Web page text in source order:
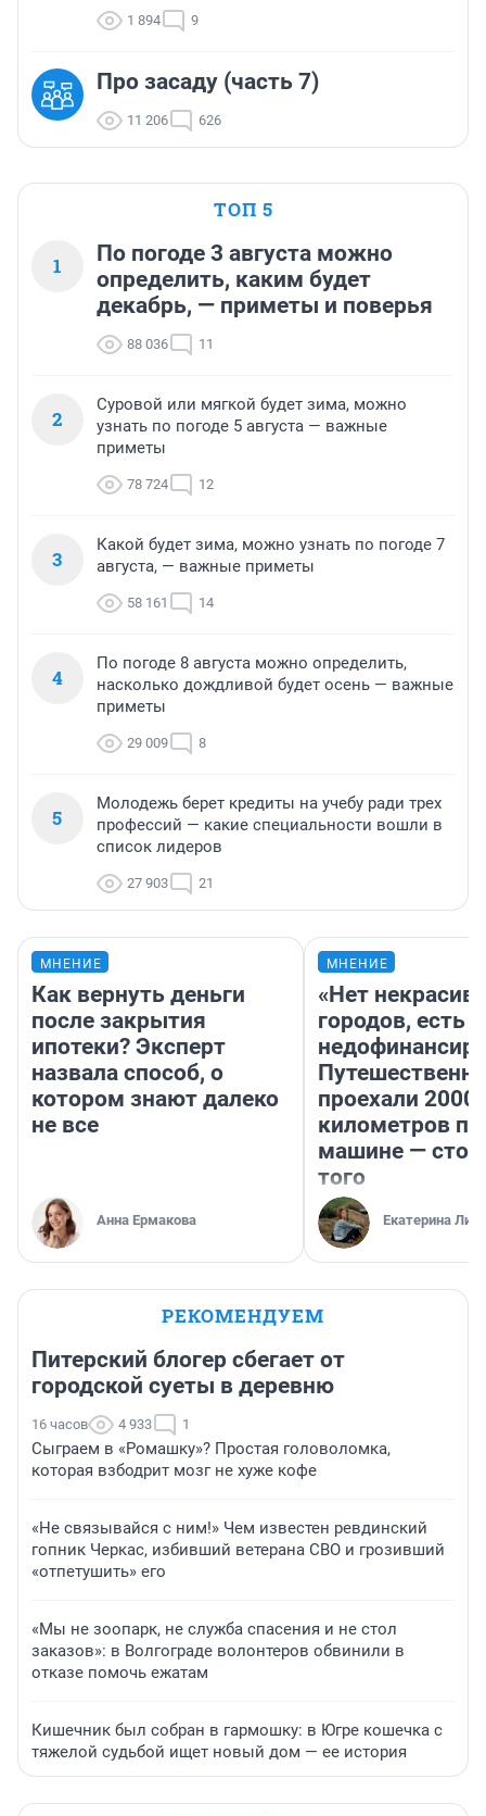
1 894 9
Про засаду (часть 7)
11 206 626
ТОП 5
1
По погоде 3 августа можно
определить, каким будет
декабрь, — приметы и поверья
88 036 11
2
Суровой или мягкой будет зима, можно
узнать по погоде 5 августа — важные
приметы
78 724 12
3
Какой будет зима, можно узнать по погоде 7
августа, — важные приметы
58 161 14
4
По погоде 8 августа можно определить,
насколько дождливой будет осень — важные
приметы
29 009 8
5
Молодежь берет кредиты на учебу ради трех
профессий — какие специальности вошли в
список лидеров
27 903 21
МНЕНИЕ
Как вернуть деньги
после закрытия
ипотеки? Эксперт
назвала способ, о
котором знают далеко
не все
Анна Ермакова
МНЕНИЕ
«Нет
городов, есть
проехали 2000
километров по
машине —
того
Екатерина
РЕКОМЕНДУЕМ
Питерский блогер сбегает от
городской суеты в деревню
16 часов 4 933 1
Сыграем в «Ромашку»? Простая головоломка,
которая взбодрит мозг не хуже кофе
«Не связывайся с ним!» Чем известен ревдинский
гопник Черкас, избивший ветерана СВО и грозивший
«отпетушить» его
«Мы не зоопарк, не служба спасения и не стол
заказов»: в Волгограде волонтеров обвинили в
отказе помочь ежатам
Кишечник был собран в гармошку: в Югре кошечка с
тяжелой судьбой ищет новый дом — ее история